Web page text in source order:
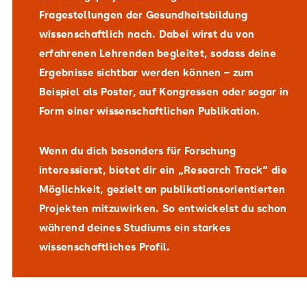
Fragestellungen der Gesundheitsbildung
wissenschaftlich nach. Dabei wirst du von
erfahrenen Lehrenden begleitet, sodass deine
Ergebnisse sichtbar werden können – zum
Beispiel als Poster, auf Kongressen oder sogar in
Form einer wissenschaftlichen Publikation.
Wenn du dich besonders für Forschung
interessierst, bietet dir ein „Research Track“ die
Möglichkeit, gezielt an publikationsorientierten
Projekten mitzuwirken. So entwickelst du schon
während deines Studiums ein starkes
wissenschaftliches Profil.